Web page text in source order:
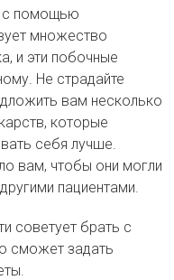
с помощью
множество
и эти побочные
Не страдайте
вам несколько
которые
себя лучше.
вам, чтобы они могли
пациентами.
советует брать с
сможет задать